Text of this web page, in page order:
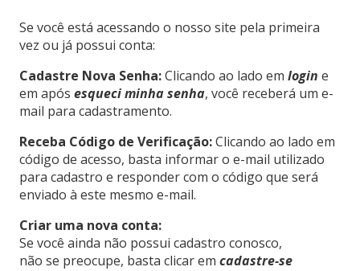
Se você está acessando o nosso site pela primeira
vez ou já possui conta:
Cadastre Nova Senha:Clicando ao lado em login e
em após esqueci minha senha, você receberá um e-
mail para cadastramento.
Receba Código de Verificação:Clicando ao lado em
código de acesso, basta informar o e-mail utilizado
para cadastro e responder com o código que será
enviado à este mesmo e-mail.
Criar uma nova conta:
Se você ainda não possui cadastro conosco,
não se preocupe, basta clicar em cadastre-se